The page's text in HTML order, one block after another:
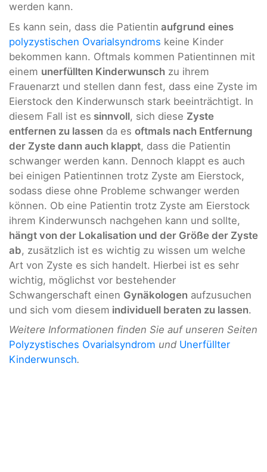
werden kann.
Es kann sein, dass die Patientin aufgrund eines
polyzystischen Ovarialsyndroms keine Kinder
bekommen kann. Oftmals kommen Patientinnen mit
einem unerfüllten Kinderwunsch zu ihrem
Frauenarzt und stellen dann fest, dass eine Zyste im
Eierstock den Kinderwunsch stark beeinträchtigt. In
diesem Fall ist es sinnvoll, sich diese Zyste
entfernen zu lassen da es oftmals nach Entfernung
der Zyste dann auch klappt, dass die Patientin
schwanger werden kann. Dennoch klappt es auch
bei einigen Patientinnen trotz Zyste am Eierstock,
sodass diese ohne Probleme schwanger werden
können. Ob eine Patientin trotz Zyste am Eierstock
ihrem Kinderwunsch nachgehen kann und sollte,
hängt von der Lokalisation und der Größe der Zyste
ab, zusätzlich ist es wichtig zu wissen um welche
Art von Zyste es sich handelt. Hierbei ist es sehr
wichtig, möglichst vor bestehender
Schwangerschaft einen Gynäkologen aufzusuchen
und sich vom diesem individuell beraten zu lassen.
Weitere Informationen finden Sie auf unseren Seiten
Polyzystisches Ovarialsyndrom und Unerfüllter
Kinderwunsch.